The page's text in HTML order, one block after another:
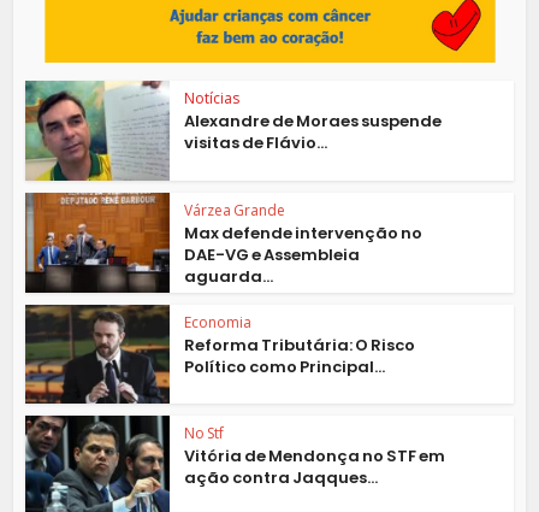
Notícias
Alexandre de Moraes suspende
visitas de Flávio...
Várzea Grande
Max defende intervenção no
DAE-VG e Assembleia
aguarda...
Economia
Reforma Tributária: O Risco
Político como Principal...
No Stf
Vitória de Mendonça no STF em
ação contra Jaqques...